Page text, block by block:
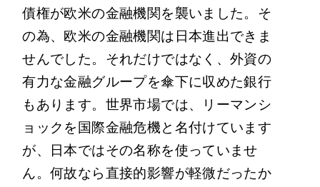
債権が欧米の金融機関を襲いました。そ
の為、欧米の金融機関は日本進出できま
せんでした。それだけではなく、外資の
有力な金融グループを傘下に収めた銀行
もあります。世界市場では、リーマンシ
ョックを国際金融危機と名付けています
が、日本ではその名称を使っていませ
ん。何故なら直接的影響が軽微だったか